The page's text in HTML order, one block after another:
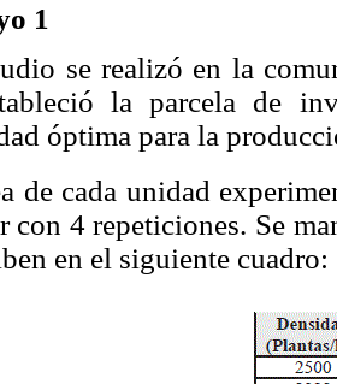
1
se realizó en la
la parcela de
óptima para la
de cada unidad
con 4 repeticiones. Se
en el siguiente cuadro: